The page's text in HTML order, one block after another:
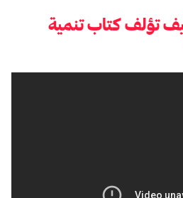
تؤلف كتاب تنمية